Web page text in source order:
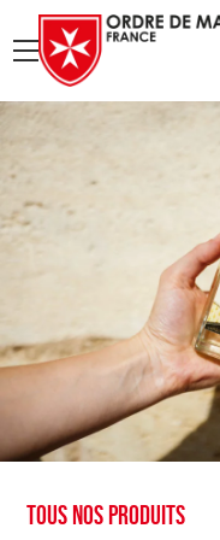
menu
Tous nos produits